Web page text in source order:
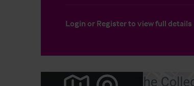
Login or Registerto view full details